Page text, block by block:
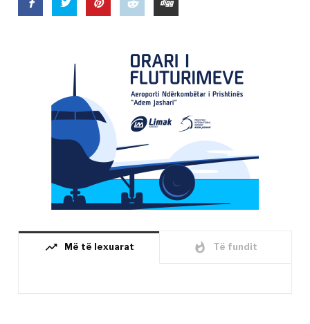
trending_up Më të lexuarat whatshot Të fundit